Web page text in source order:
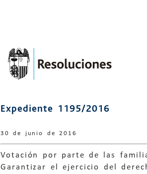
Expediente 1195/2016
30 de junio de 2016
Votación por parte de las
Garantizar el ejercicio del